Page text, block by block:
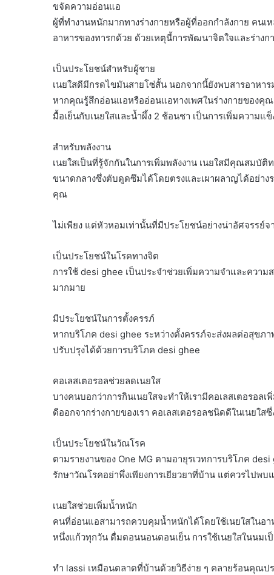
ขจัดความอ่อนแอ
ผู้ที่ทำงานหนักมากทางร่างกายหรือผู้ที่ออกกำลังกาย คน
อาหารของทารกด้วย ด้วยเหตุนี้การพัฒนาจิตใจและร่างก
เป็นประโยชน์สำหรับผู้ชาย
เนยใสดีมีกรดไขมันสายโซ่สั้น นอกจากนี้ยังพบสารอาหา
หากคุณรู้สึกอ่อนแอหรืออ่อนแอทางเพศในร่างกายของคุ
มื้อเย็นกับเนยใสและน้ำผึ้ง 2 ช้อนชา เป็นการเพิ่มความแ
สำหรับพลังงาน
เนยใสเป็นที่รู้จักกันในการเพิ่มพลังงาน เนยใสมีคุณสมบั
ขนาดกลางซึ่งตับดูดซึมได้โดยตรงและเผาผลาญได้อย่าง
คุณ
ไม่เพียง แต่หัวหอมเท่านั้นที่มีประโยชน์อย่างน่าอัศจรรย์
เป็นประโยชน์ในโรคทางจิต
การใช้ desi ghee เป็นประจำช่วยเพิ่มความจำและควา
มากมาย
มีประโยชน์ในการตั้งครรภ์
หากบริโภค desi ghee ระหว่างตั้งครรภ์จะส่งผลต่อสุขภ
ปรับปรุงได้ด้วยการบริโภค desi ghee
คอเลสเตอรอลช่วยลดเนยใส
บางคนบอกว่าการกินเนยใสจะทำให้เรามีคอเลสเตอรอล
ดีออกจากร่างกายของเรา คอเลสเตอรอลชนิดดีในเนยใส
เป็นประโยชน์ในวัณโรค
ตามรายงานของ One MG ตามอายุรเวทการบริโภค
รักษาวัณโรคอย่าพึ่งเพียงการเยียวยาที่บ้าน แต่ควรไปพ
เนยใสช่วยเพิ่มน้ำหนัก
คนที่อ่อนแอสามารถควบคุมน้ำหนักได้โดยใช้เนยใสในอ
หนึ่งแก้วทุกวัน ดื่มตอนนอนตอนเย็น การใช้เนยใสในนม
ทำ lassi เหมือนตลาดที่บ้านด้วยวิธีง่าย ๆ คลายร้อนคุณป